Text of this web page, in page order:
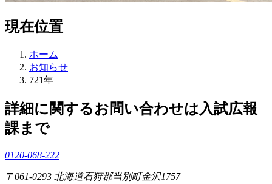
現在位置
ホーム
お知らせ
721年
詳細に関するお問い合わせは入試広報
課まで
0120-068-222
〒061-0293 北海道石狩郡当別町金沢1757